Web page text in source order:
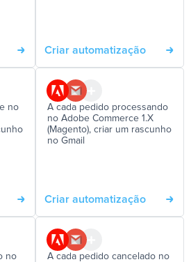
Criar automatização
no
A cada pedido processando
no Adobe Commerce 1.X
(Magento), criar um rascunho
no Gmail
Criar automatização
no
A cada pedido cancelado no